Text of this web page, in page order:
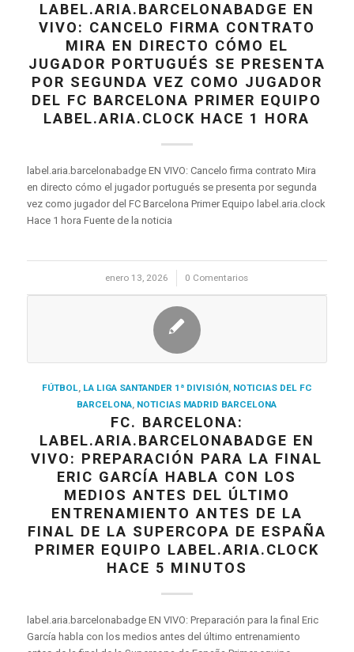
LABEL.ARIA.BARCELONABADGE EN
VIVO: CANCELO FIRMA CONTRATO
MIRA EN DIRECTO CÓMO EL
JUGADOR PORTUGUÉS SE PRESENTA
POR SEGUNDA VEZ COMO JUGADOR
DEL FC BARCELONA PRIMER EQUIPO
LABEL.ARIA.CLOCK HACE 1 HORA
label.aria.barcelonabadge EN VIVO: Cancelo firma contrato Mira
en directo cómo el jugador portugués se presenta por segunda
vez como jugador del FC Barcelona Primer Equipo label.aria.clock
Hace 1 hora Fuente de la noticia
enero 13, 2026
/ 0 Comentarios
FÚTBOL, LA LIGA SANTANDER 1ª DIVISIÓN, NOTICIAS DEL FC
BARCELONA, NOTICIAS MADRID BARCELONA
FC. BARCELONA:
LABEL.ARIA.BARCELONABADGE EN
VIVO: PREPARACIÓN PARA LA FINAL
ERIC GARCÍA HABLA CON LOS
MEDIOS ANTES DEL ÚLTIMO
ENTRENAMIENTO ANTES DE LA
FINAL DE LA SUPERCOPA DE ESPAÑA
PRIMER EQUIPO LABEL.ARIA.CLOCK
HACE 5 MINUTOS
label.aria.barcelonabadge EN VIVO: Preparación para la final Eric
García habla con los medios antes del último entrenamiento